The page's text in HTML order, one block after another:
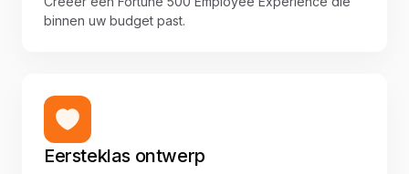
binnen uw budget past.
Eersteklas ontwerp